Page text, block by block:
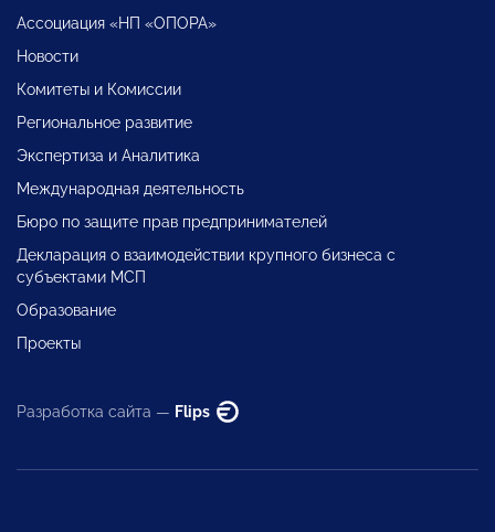
Ассоциация «НП «ОПОРА»
Новости
Комитеты и Комиссии
Региональное развитие
Экспертиза и Аналитика
Международная деятельность
Бюро по защите прав предпринимателей
Декларация о взаимодействии крупного бизнеса с
субъектами МСП
Образование
Проекты
Разработка сайта — Flips